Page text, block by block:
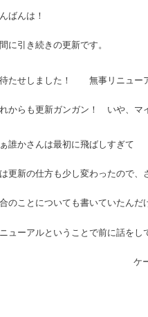
ばんは！
に引き続きの更新です。
たせしました！ 無事リニュー
からも更新ガンガン！ いや、
誰かさんは最初に飛ばしすぎて
更新の仕方も少し変わったので
のことについても書いていたん
ューアルということで前に話を
ケ